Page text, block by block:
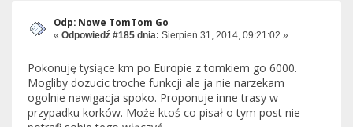
Odp: Nowe TomTom Go
« Odpowiedź #185 dnia: Sierpień 31, 2014, 09:21:02 »
Pokonuję tysiące km po Europie z tomkiem go 6000.
Mogliby dozucic troche funkcji ale ja nie narzekam
ogolnie nawigacja spoko. Proponuje inne trasy w
przypadku korków. Może ktoś co pisał o tym post nie